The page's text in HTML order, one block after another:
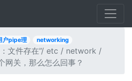
户pipe理 networking
：文件存在”/ etc / network /
关，那么怎么回事？